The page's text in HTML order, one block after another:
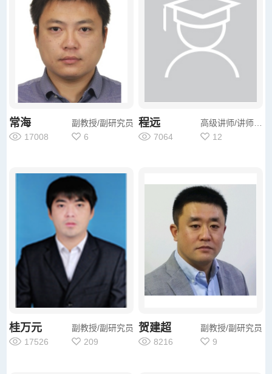
副教授/副研究员
常海
17008 6
程远
7064 12
副教授/副研究员
桂万元
17526 209
副教授/副研究员
贺建超
8216 9